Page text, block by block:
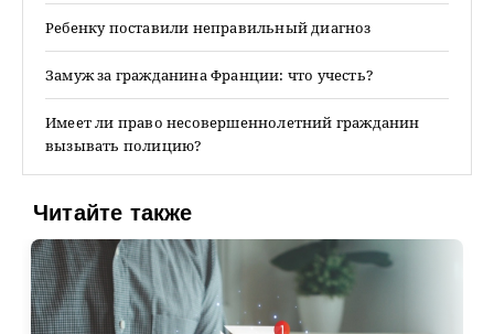
Ребенку поставили неправильный диагноз
Замуж за гражданина Франции: что учесть?
Имеет ли право несовершеннолетний гражданин
вызывать полицию?
Читайте также